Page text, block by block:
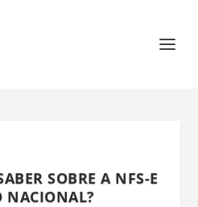
SOBRE A NFS-E
NACIONAL?